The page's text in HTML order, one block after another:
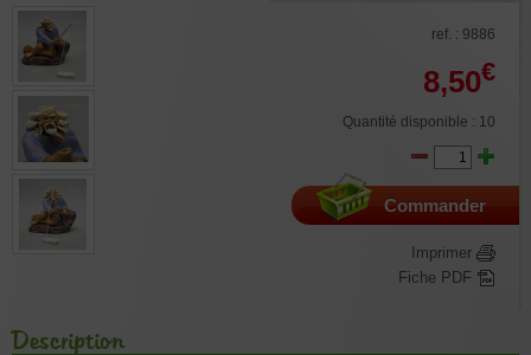
ref. : 9886
8,50€
Quantité disponible : 10
Commander
Imprimer
Fiche PDF
Description